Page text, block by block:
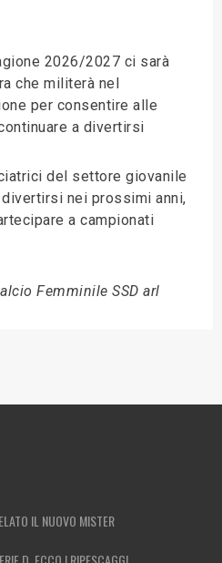
2026/2027 ci sarà
che militerà nel
per consentire alle
a divertirsi
del settore giovanile
nei prossimi anni,
a campionati
Femminile SSD arl
IL NUOVO MISTER